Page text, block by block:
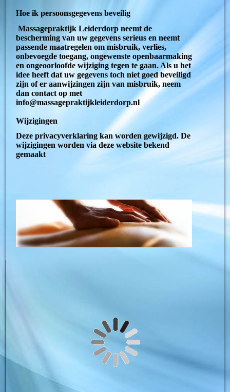
Hoe ik persoonsgegevens beveilig
Massagepraktijk Leiderdorp neemt de
bescherming van uw gegevens serieus en neemt
passende maatregelen om misbruik, verlies,
onbevoegde toegang, ongewenste openbaarmaking
en ongeoorloofde wijziging tegen te gaan. Als u het
idee heeft dat uw gegevens toch niet goed beveiligd
zijn of er aanwijzingen zijn van misbruik, neem
dan contact op met
info@massagepraktijkleiderdorp.nl
Wijzigingen
Deze privacyverklaring kan worden gewijzigd. De
wijzigingen worden via deze website bekend
gemaakt